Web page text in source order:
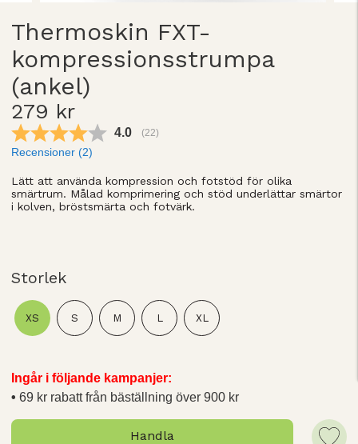
Thermoskin FXT-
kompressionsstrumpa
(ankel)
279 kr
Snittbetyg:
4.0 (röster:
22)
Recensioner (2)
Lätt att använda kompression och fotstöd för olika
smärtrum. Målad komprimering och stöd underlättar smärtor
i kolven, bröstsmärta och fotvärk.
Storlek
XS S M L XL
Ingår i följande kampanjer:
69 kr rabatt från bäställning över 900 kr
Handla